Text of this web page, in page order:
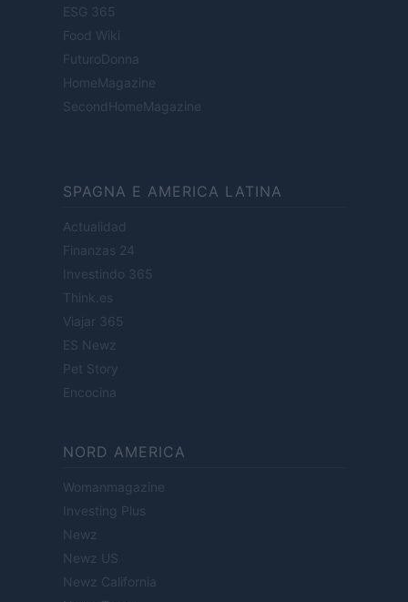
ESG 365
Food Wiki
FuturoDonna
HomeMagazine
SecondHomeMagazine
SPAGNA E AMERICA LATINA
Actualidad
Finanzas 24
Investindo 365
Think.es
Viajar 365
ES Newz
Pet Story
Encocina
NORD AMERICA
Womanmagazine
Investing Plus
Newz
Newz US
Newz California